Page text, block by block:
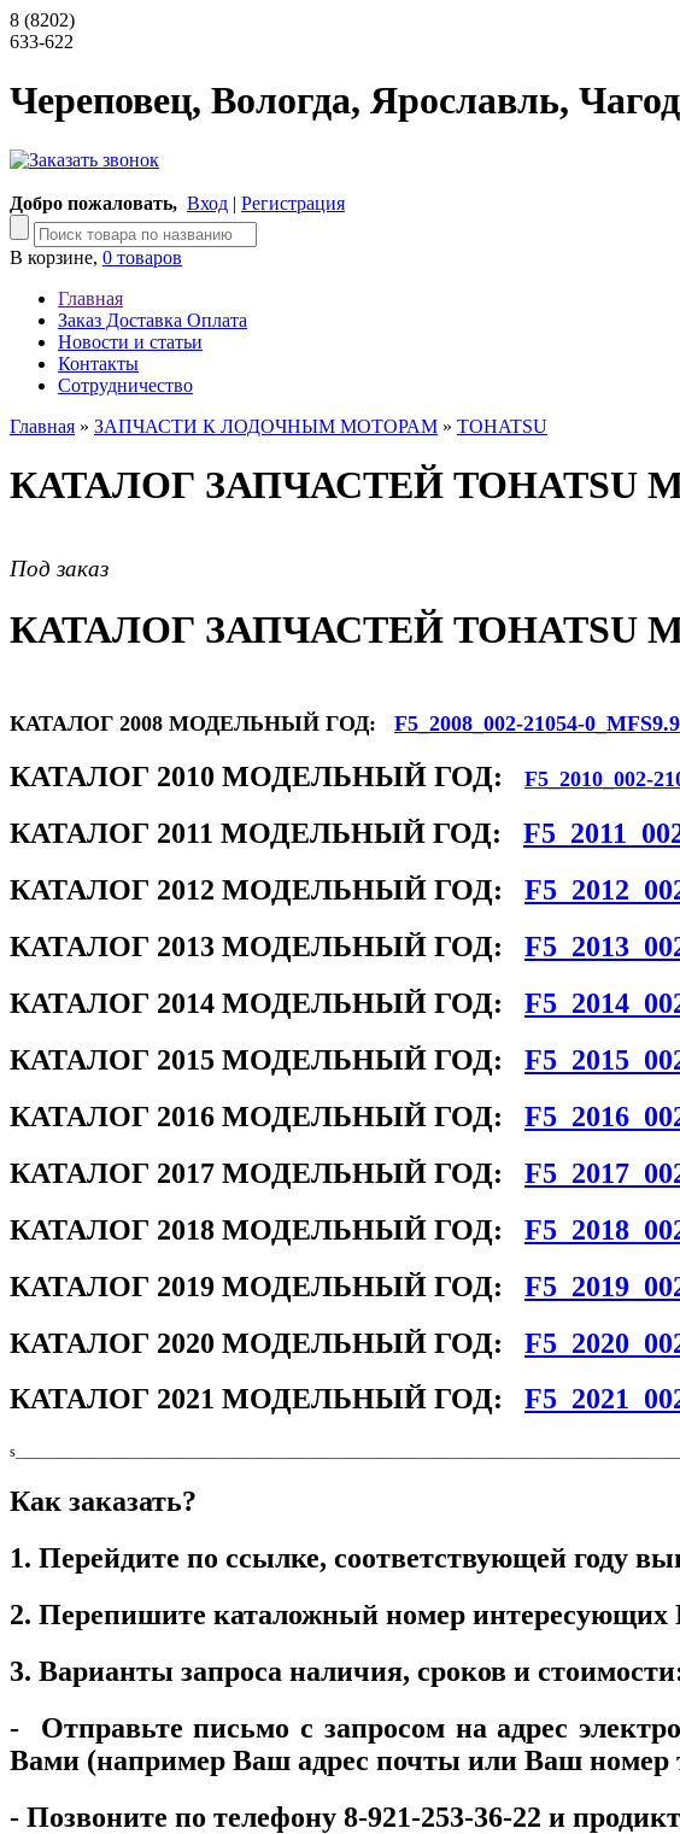
8 (8202)
633-622
Череповец, Вологда, Ярославль,
Добро пожаловать, Вход | Регистрация
В корзине, 0 товаров
Главная
Заказ Доставка Оплата
Новости и статьи
Контакты
Сотрудничество
Главная » ЗАПЧАСТИ К ЛОДОЧНЫМ МОТОРАМ » TOHATSU
КАТАЛОГ ЗАПЧАСТЕЙ TOHATSU
Под заказ
КАТАЛОГ ЗАПЧАСТЕЙ TOHATSU
КАТАЛОГ 2008 МОДЕЛЬНЫЙ ГОД: F5_2008_002-21054-
КАТАЛОГ 2010 МОДЕЛЬНЫЙ ГОД: F5_2010_002-
КАТАЛОГ 2011 МОДЕЛЬНЫЙ ГОД:
КАТАЛОГ 2012 МОДЕЛЬНЫЙ ГОД:
КАТАЛОГ 2013 МОДЕЛЬНЫЙ ГОД:
КАТАЛОГ 2014 МОДЕЛЬНЫЙ ГОД:
КАТАЛОГ 2015 МОДЕЛЬНЫЙ ГОД:
КАТАЛОГ 2016 МОДЕЛЬНЫЙ ГОД:
КАТАЛОГ 2017 МОДЕЛЬНЫЙ ГОД:
КАТАЛОГ 2018 МОДЕЛЬНЫЙ ГОД:
КАТАЛОГ 2019 МОДЕЛЬНЫЙ ГОД:
КАТАЛОГ 2020 МОДЕЛЬНЫЙ ГОД:
КАТАЛОГ 2021 МОДЕЛЬНЫЙ ГОД:
Как заказать?
1. Перейдите по ссылке, соответствующей году
2. Перепишите каталожный номер интересующих
3. Варианты запроса наличия, сроков и
- Отправьте письмо с запросом на адрес
Вами (например Ваш адрес почты или Ваш номер
- Позвоните по телефону 8-921-253-36-22 и